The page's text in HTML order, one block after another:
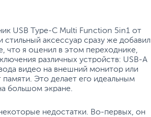
можете использовать iPad Pro для
C.USB Type-C Multi Function 5in1 от
аксессуар сразу же добавил
что я оценил в этом переходнике,
различных устройств: USB-A
видео на внешний монитор или
Это делает его идеальным
большом экране.
недостатки. Во-первых, он